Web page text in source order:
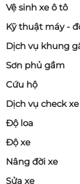
Vệ sinh xe ô tô
Kỹ thuật máy -
Dịch vụ khung
Sơn phủ gầm
Cứu hộ
Dịch vụ check
Độ loa
Độ xe
Nâng đời xe
Sửa xe